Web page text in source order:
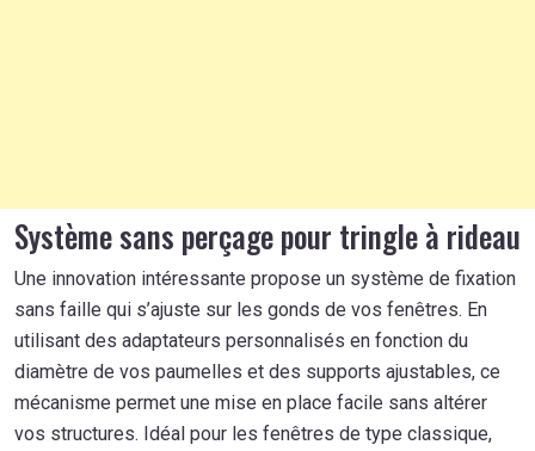
Système sans perçage pour tringle à rideau
Une innovation intéressante propose un système de fixation
sans faille qui s’ajuste sur les gonds de vos fenêtres. En
utilisant des adaptateurs personnalisés en fonction du
diamètre de vos paumelles et des supports ajustables, ce
mécanisme permet une mise en place facile sans altérer
vos structures. Idéal pour les fenêtres de type classique,